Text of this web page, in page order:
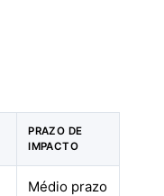
PRAZO DE
IMPACTO
Médio prazo